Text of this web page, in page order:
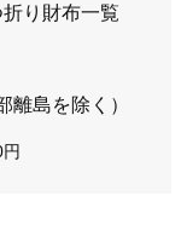
り財布一覧
離島を除く）